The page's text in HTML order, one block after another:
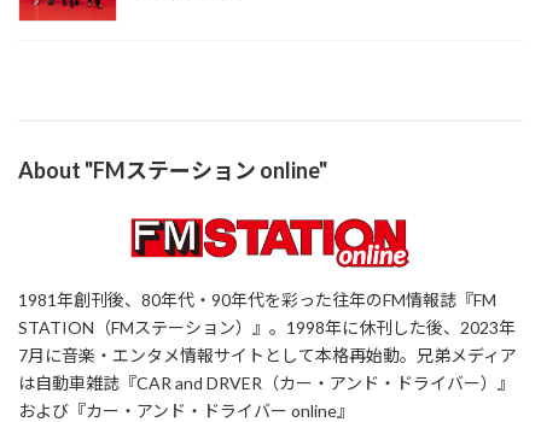
About "FMステーション online"
1981年創刊後、80年代・90年代を彩った往年のFM情報誌『FM
STATION（FMステーション）』。1998年に休刊した後、2023年
7月に音楽・エンタメ情報サイトとして本格再始動。兄弟メディア
は自動車雑誌『CAR and DRVER（カー・アンド・ドライバー）』
および『カー・アンド・ドライバー online』